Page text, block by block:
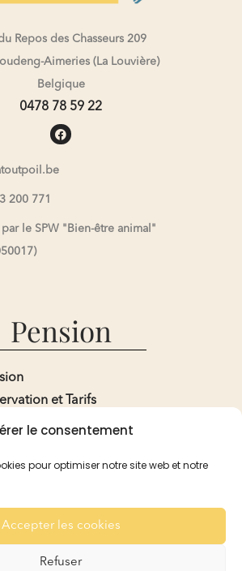
le consentement
pour optimiser notre site web et notre
Accepter les cookies
Refuser
Repos des Chasseurs 209
Aimeries (La Louvière)
Belgique
0478 78 59 22
200 771
le SPW "Bien-être animal"
Pension
et Tarifs
les Cobayes